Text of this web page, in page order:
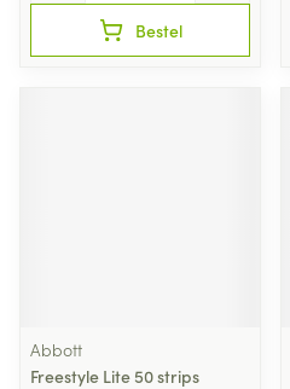
Bestel
Abbott
Freestyle Lite 50 strips